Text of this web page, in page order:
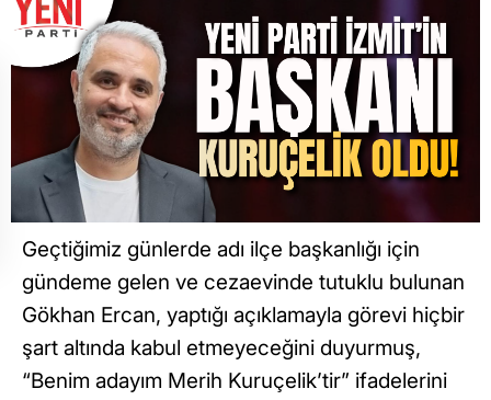
Geçtiğimiz günlerde adı ilçe başkanlığı için
gündeme gelen ve cezaevinde tutuklu bulunan
Gökhan Ercan, yaptığı açıklamayla görevi hiçbir
şart altında kabul etmeyeceğini duyurmuş,
“Benim adayım Merih Kuruçelik’tir” ifadelerini